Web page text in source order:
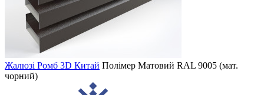
Жалюзі Ромб 3D Китай Полімер Матовий RAL 9005 (мат.
чорний)